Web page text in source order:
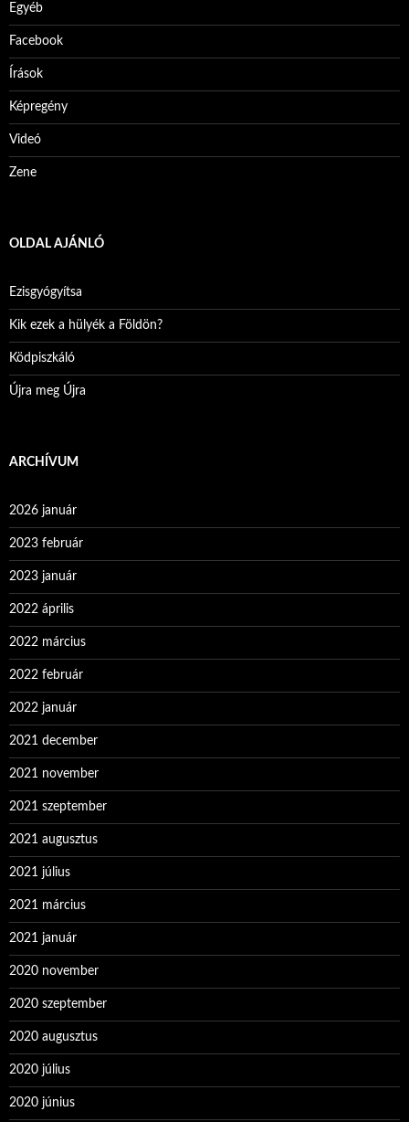
Egyéb
Facebook
Írások
Képregény
Videó
Zene
OLDAL AJÁNLÓ
Ezisgyógyítsa
Kik ezek a hülyék a Földön?
Ködpiszkáló
Újra meg Újra
ARCHÍVUM
2026 január
2023 február
2023 január
2022 április
2022 március
2022 február
2022 január
2021 december
2021 november
2021 szeptember
2021 augusztus
2021 július
2021 március
2021 január
2020 november
2020 szeptember
2020 augusztus
2020 július
2020 június